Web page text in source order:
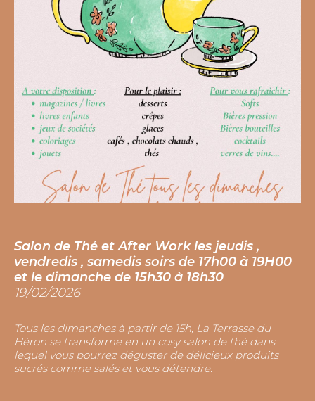
D and R : Déco et Resto , nombreux objets
et meubles à vendre au Restaurant
05/04/2023
vous proposons de nombreux accessoires, objets et
même meubles, pour décorer votre intérieur. Les prix
sont indiqués sur chaque article. N'hésitez pas à vous
renseigner auprès de notre équipe en salle si vous êtes
Salon de Thé et After Work les jeudis ,
vendredis , samedis soirs de 17h00 à 19H00
et le dimanche de 15h30 à 18h30
19/02/2026
Tous les dimanches à partir de 15h, La Terrasse du
Héron se transforme en un cosy salon de thé dans
lequel vous pourrez déguster de délicieux produits
sucrés comme salés et vous détendre.